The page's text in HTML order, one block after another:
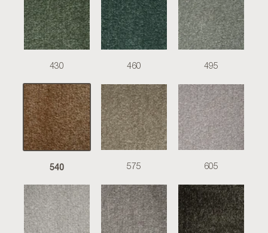
430 460 495
540 575 605